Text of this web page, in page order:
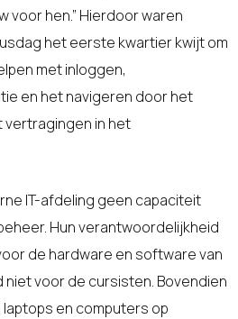
voor hen.” Hierdoor waren
het eerste kwartier kwijt om
met inloggen,
en het navigeren door het
vertragingen in het
IT-afdeling geen capaciteit
Hun verantwoordelijkheid
de hardware en software van
voor de cursisten. Bovendien
en computers op